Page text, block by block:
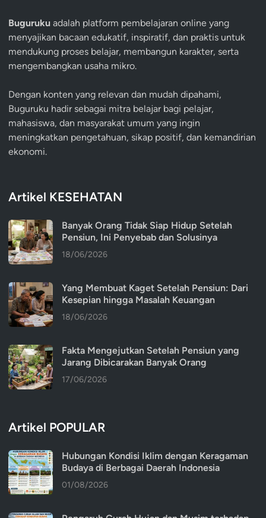
Buguruku adalah platform pembelajaran online yang
menyajikan bacaan edukatif, inspiratif, dan praktis untuk
mendukung proses belajar, membangun karakter, serta
mengembangkan usaha mikro.
Dengan konten yang relevan dan mudah dipahami,
Buguruku hadir sebagai mitra belajar bagi pelajar,
mahasiswa, dan masyarakat umum yang ingin
meningkatkan pengetahuan, sikap positif, dan kemandirian
ekonomi.
Artikel KESEHATAN
Banyak Orang Tidak Siap Hidup Setelah
Pensiun, Ini Penyebab dan Solusinya
18/06/2026
Yang Membuat Kaget Setelah Pensiun: Dari
Kesepian hingga Masalah Keuangan
18/06/2026
Fakta Mengejutkan Setelah Pensiun yang
Jarang Dibicarakan Banyak Orang
17/06/2026
Artikel POPULAR
Hubungan Kondisi Iklim dengan Keragaman
Budaya di Berbagai Daerah Indonesia
01/08/2026